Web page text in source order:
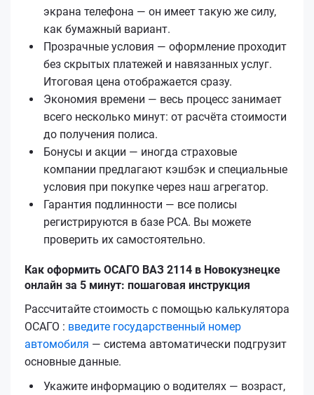
экрана телефона — он имеет такую же силу,
как бумажный вариант.
Прозрачные условия — оформление проходит
без скрытых платежей и навязанных услуг.
Итоговая цена отображается сразу.
Экономия времени — весь процесс занимает
всего несколько минут: от расчёта стоимости
до получения полиса.
Бонусы и акции — иногда страховые
компании предлагают кэшбэк и специальные
условия при покупке через наш агрегатор.
Гарантия подлинности — все полисы
регистрируются в базе РСА. Вы можете
проверить их самостоятельно.
Как оформить ОСАГО ВАЗ 2114 в Новокузнецке
онлайн за 5 минут: пошаговая инструкция
Рассчитайте стоимость с помощью калькулятора
ОСАГО : введите государственный номер
автомобиля — система автоматически подгрузит
основные данные.
Укажите информацию о водителях — возраст,